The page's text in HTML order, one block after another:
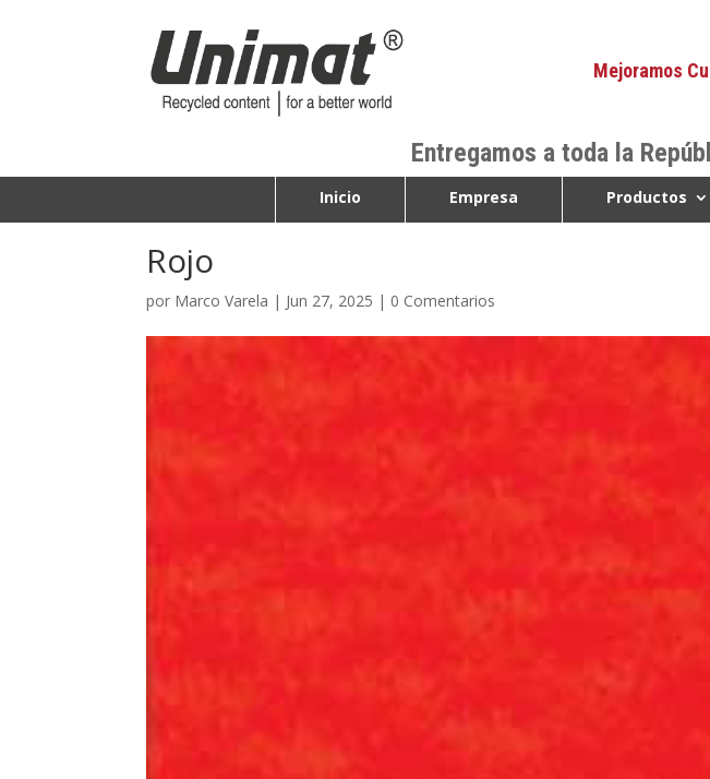
Mejoramos
Entregamos a toda la
Inicio Empresa Productos
Rojo
por Marco Varela | Jun 27, 2025 | 0 Comentarios